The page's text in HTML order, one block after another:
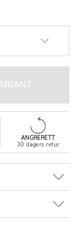
ANGRERETT
30 dagers retur